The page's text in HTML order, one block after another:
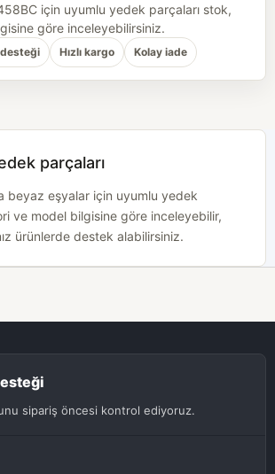
için uyumlu yedek parçaları stok,
göre inceleyebilirsiniz.
Hızlı kargo Kolay iade
parçaları
beyaz eşyalar için uyumlu yedek
ve model bilgisine göre inceleyebilir,
ürünlerde destek alabilirsiniz.
sipariş öncesi kontrol ediyoruz.